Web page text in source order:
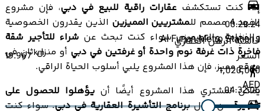
إذا كنت تستكشف عقارات راقية للبيع في دبي، فإن مشروع
الفهد 4 مصمم للـ
مشتريين المميزين الذين يقدرون الخصوصية
والفخامة والتصميم. سواء كنت تبحث عن شراء للتأجير شقة
فاخرة ذات غرفة نوم واحدة أو غرفتين في دبي أو منزل ثانٍ في
موقع مميز، فإن هذا المشروع يلبي أسلوب الحياة الراقي.
يمكن لمشتري هذا المشروع أيضًا أن يؤهلوا للحصول على
تأشيرةمن خلالبرنامج التأشيرة العقارية في دبي. سواء كنت
00:29:24
Al Furjan Metro Station 1
19.967km
04:32:06
حاسبة الرهن العقاري
السعر
1,020,000
AED